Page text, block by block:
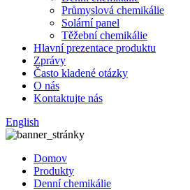
Průmyslová chemikálie
Solární panel
Těžební chemikálie
Hlavní prezentace produktu
Zprávy
Často kladené otázky
O nás
Kontaktujte nás
English
Domov
Produkty
Denní chemikálie